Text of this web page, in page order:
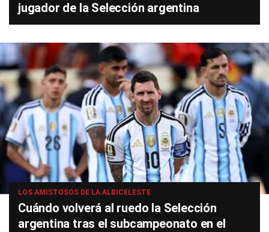
jugador de la Selección argentina
LOS AMISTOSOS DE LA ALBICELESTE
Cuándo volverá al ruedo la Selección
argentina tras el subcampeonato en el